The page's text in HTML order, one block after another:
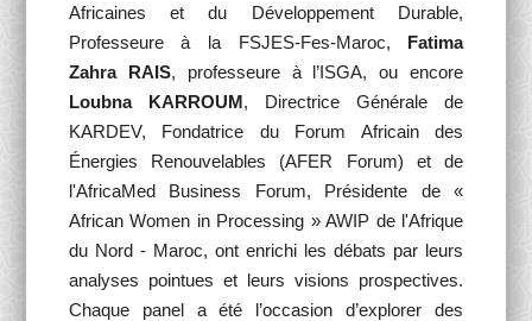
Africaines et du Développement Durable,
Professeure à la FSJES-Fes-Maroc, Fatima
Zahra RAIS, professeure à l’ISGA, ou encore
Loubna KARROUM, Directrice Générale de
KARDEV, Fondatrice du Forum Africain des
Énergies Renouvelables (AFER Forum) et de
l'AfricaMed Business Forum, Présidente de «
African Women in Processing » AWIP de l'Afrique
du Nord - Maroc, ont enrichi les débats par leurs
analyses pointues et leurs visions prospectives.
Chaque panel a été l’occasion d’explorer des